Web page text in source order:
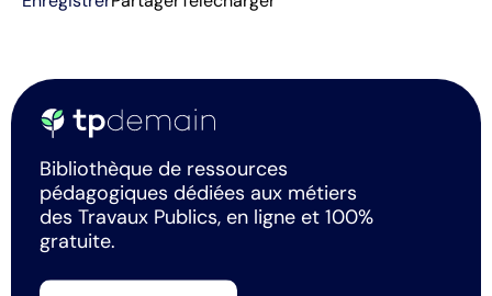
Bibliothèque de ressources
pédagogiques dédiées aux métiers
des Travaux Publics, en ligne et 100%
gratuite.